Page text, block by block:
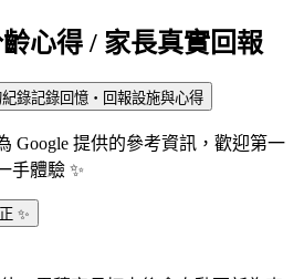
心得 / 家長真實回報
錄記錄回憶・回報設施與心得
Google 提供的參考資訊，歡迎第一
手體驗 ✨
✨